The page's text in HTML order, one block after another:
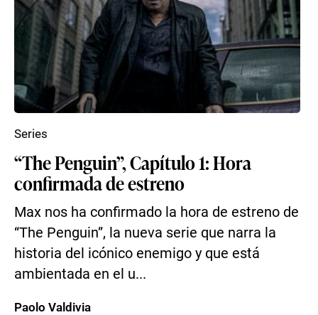
“The Penguin”, Capítulo 1: Hora
confirmada de estreno
Max nos ha confirmado la hora de estreno de
“The Penguin”, la nueva serie que narra la
historia del icónico enemigo y que está
ambientada en el u...
Series
Paolo Valdivia